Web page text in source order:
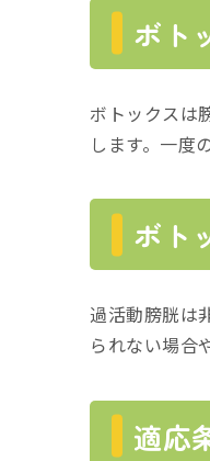
ボト
ボトックスは
します。一度
ボト
過活動膀胱は
られない場合
適応